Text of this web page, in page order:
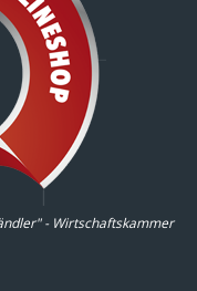
- Wirtschaftskammer